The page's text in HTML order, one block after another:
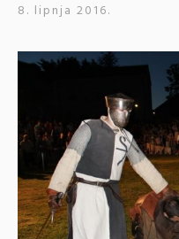
8. lipnja 2016.